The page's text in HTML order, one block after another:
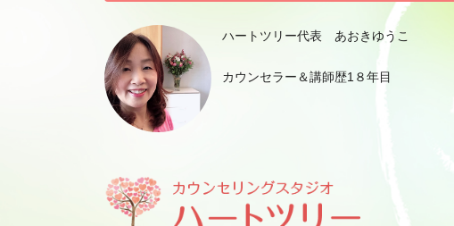
ハートツリー代表 あおきゆうこ
カウンセラー＆講師歴1８年目